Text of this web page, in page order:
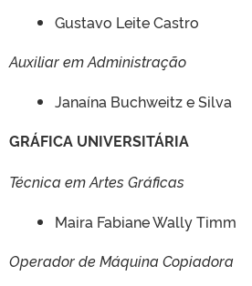
Gustavo Leite Castro
Auxiliar em Administração
Janaína Buchweitz e Silva
GRÁFICA UNIVERSITÁRIA
Técnica em Artes Gráficas
Maira Fabiane Wally Timm
Operador de Máquina Copiadora